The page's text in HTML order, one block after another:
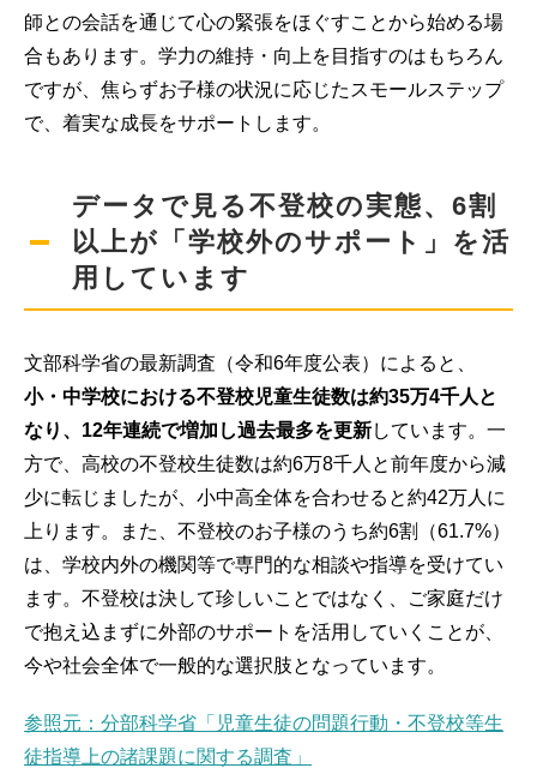
師との会話を通じて心の緊張をほぐすことから始める場
合もあります。学力の維持・向上を目指すのはもちろん
ですが、焦らずお子様の状況に応じたスモールステップ
で、着実な成長をサポートします。
データで見る不登校の実態、6割
以上が「学校外のサポート」を活
用しています
文部科学省の最新調査（令和6年度公表）によると、
小・中学校における不登校児童生徒数は約35万4千人と
なり、12年連続で増加し過去最多を更新しています。一
方で、高校の不登校生徒数は約6万8千人と前年度から減
少に転じましたが、小中高全体を合わせると約42万人に
上ります。また、不登校のお子様のうち約6割（61.7%）
は、学校内外の機関等で専門的な相談や指導を受けてい
ます。不登校は決して珍しいことではなく、ご家庭だけ
で抱え込まずに外部のサポートを活用していくことが、
今や社会全体で一般的な選択肢となっています。
参照元：分部科学省「児童生徒の問題行動・不登校等生
徒指導上の諸課題に関する調査」